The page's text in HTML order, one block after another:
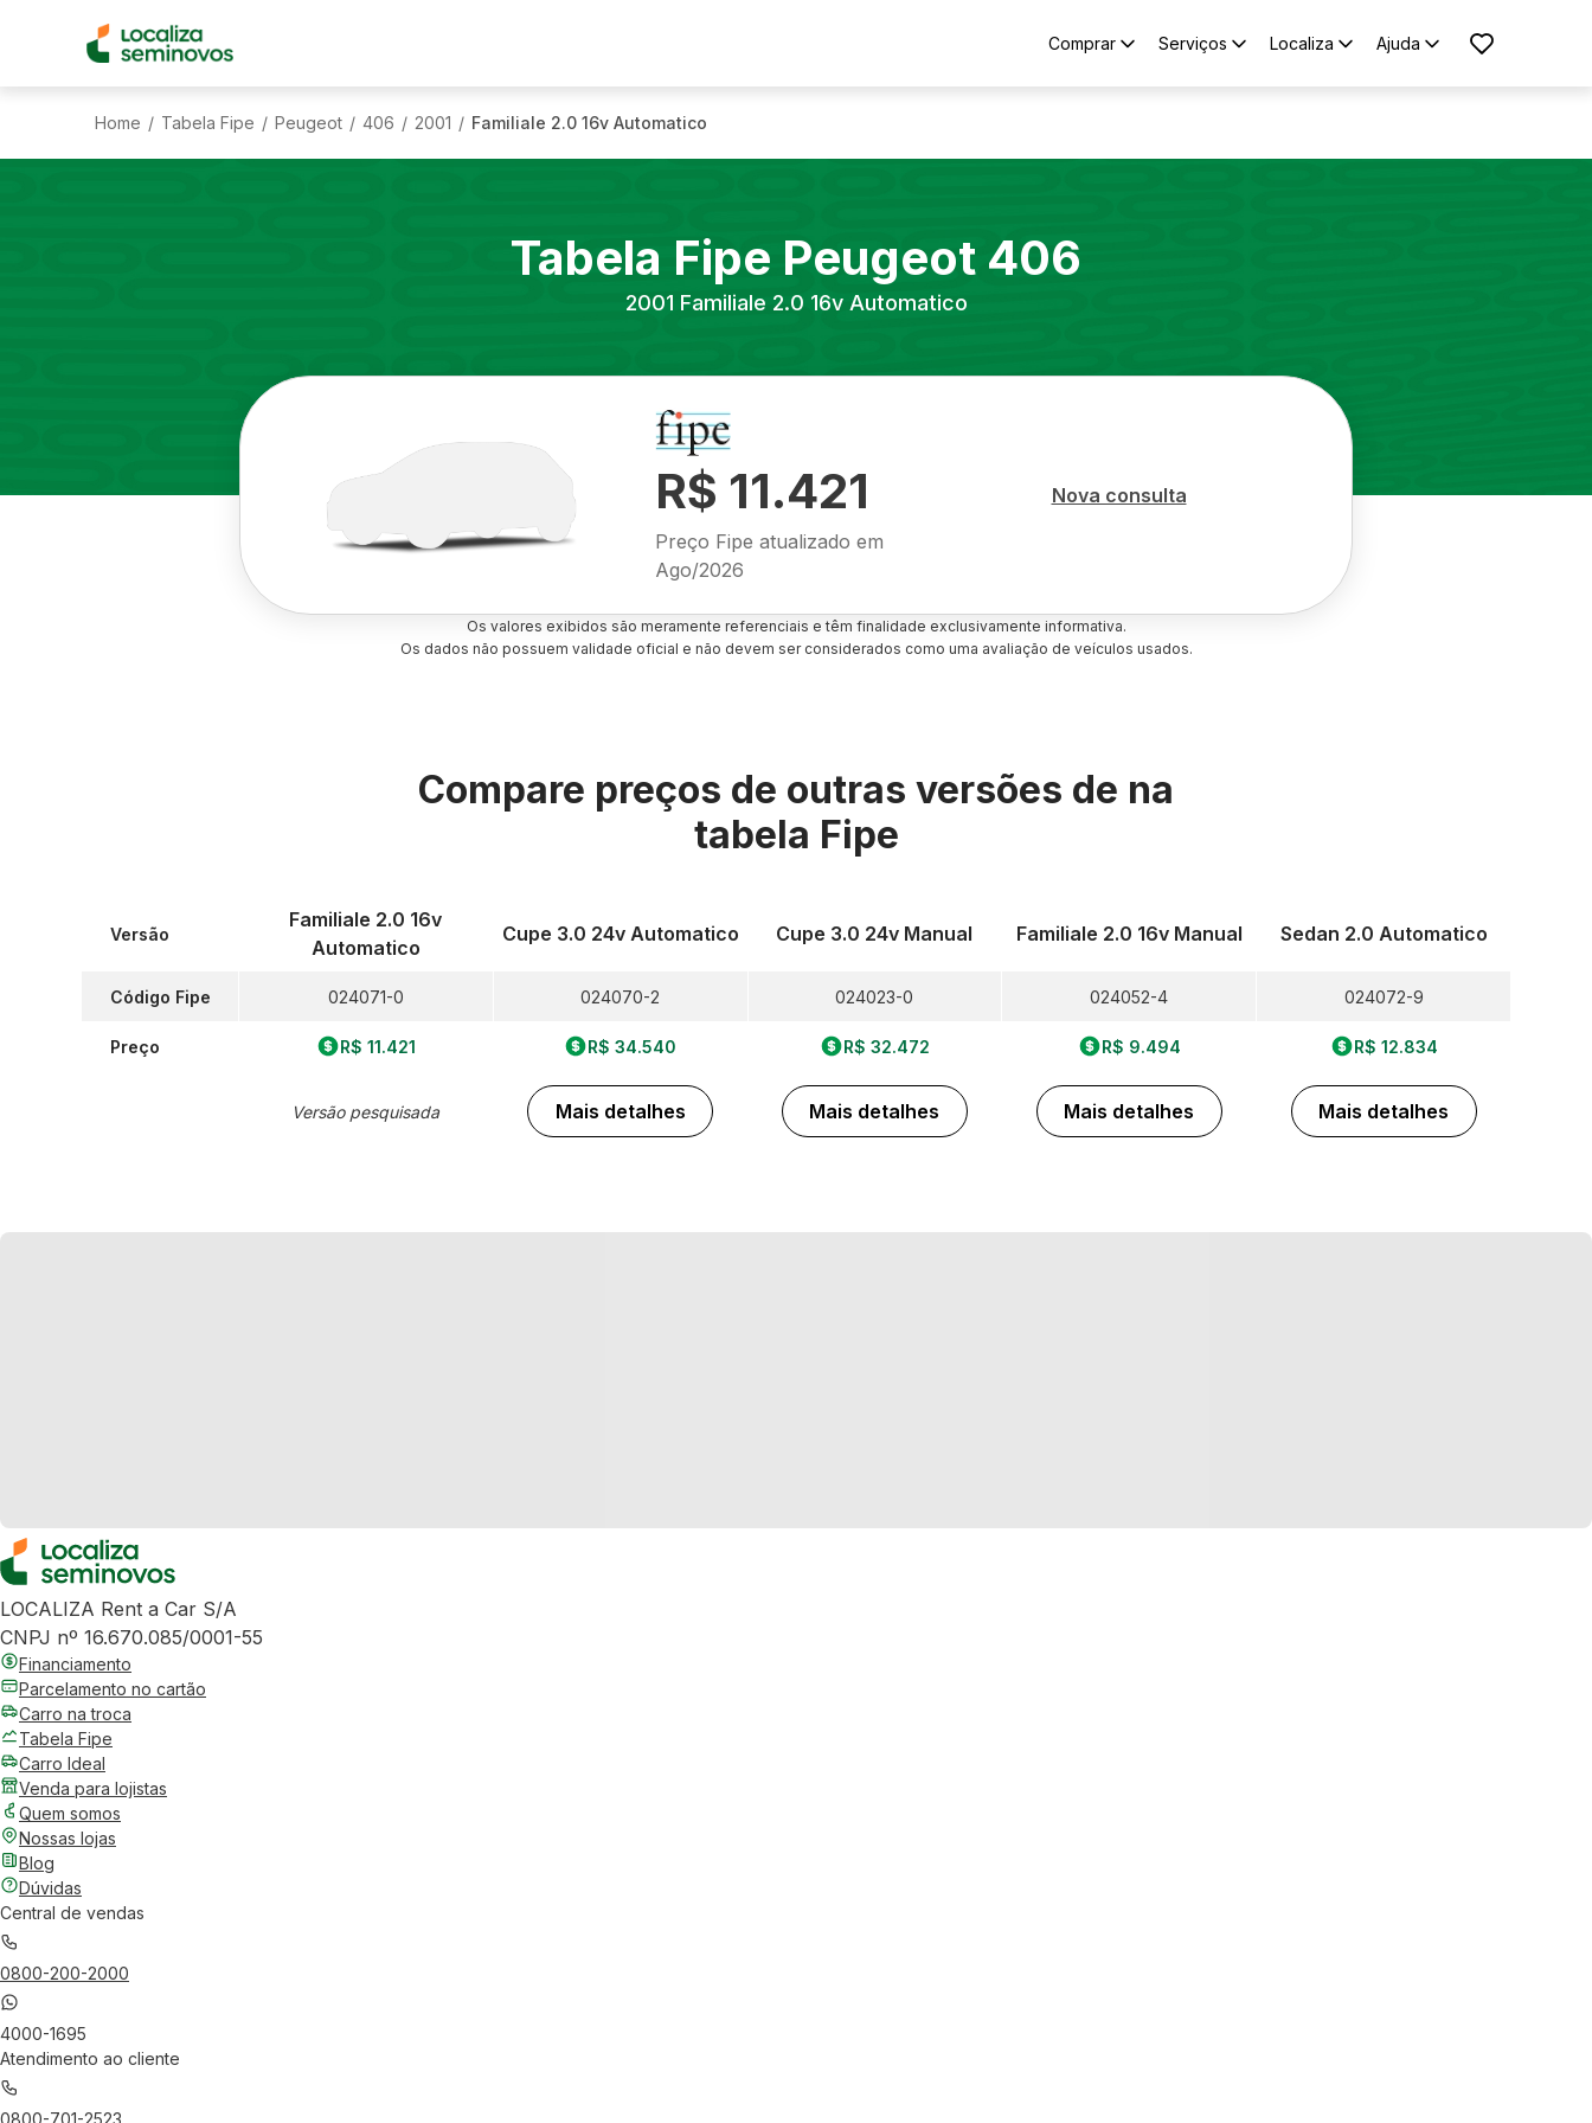
Comprar Serviços Localiza Ajuda
Home / Tabela Fipe / Peugeot / 406 / 2001 / Familiale 2.0 16v Automatico
Tabela Fipe Peugeot 406
2001 Familiale 2.0 16v Automatico
R$ 11.421
Preço Fipe atualizado em
Ago/2026
Nova consulta
Os valores exibidos são meramente referenciais e têm finalidade exclusivamente informativa.
Os dados não possuem validade oficial e não devem ser considerados como uma avaliação de veículos usados.
Compare preços de outras versões de na
tabela Fipe
Versão
Código Fipe
Preço
Familiale 2.0 16v
Automatico
024071-0
R$ 11.421
Versão pesquisada
Cupe 3.0 24v Automatico
024070-2
R$ 34.540
Mais detalhes
Cupe 3.0 24v Manual
024023-0
R$ 32.472
Mais detalhes
Familiale 2.0 16v Manual
024052-4
R$ 9.494
Mais detalhes
Sedan 2.0 Automatico
024072-9
R$ 12.834
Mais detalhes
LOCALIZA Rent a Car S/A
CNPJ nº 16.670.085/0001-55
Financiamento
Parcelamento no cartão
Carro na troca
Tabela Fipe
Carro Ideal
Venda para lojistas
Quem somos
Nossas lojas
Blog
Dúvidas
Central de vendas
0800-200-2000
4000-1695
Atendimento ao cliente
0800-701-2523